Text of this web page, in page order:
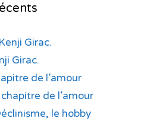
Girac.
Girac.
de l’amour
de l’amour
le hobby